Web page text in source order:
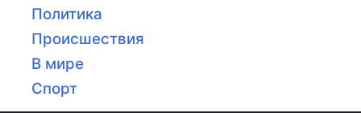
Политика
Происшествия
В мире
Спорт